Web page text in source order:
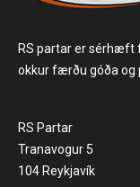
RS partar er sérhæft
okkur færðu góða og
RS Partar
Tranavogur 5
104 Reykjavík